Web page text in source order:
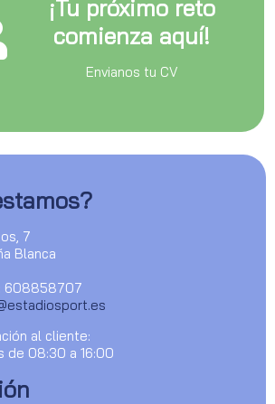
¡Tu próximo reto
comienza aquí!
Envianos tu CV
7
Blanca
608858707
al cliente:
de 08:30 a 16:00